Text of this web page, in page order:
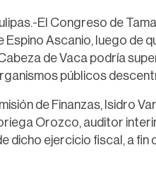
El Congreso de
Ascanio, luego de
de Vaca podría
públicos
de Finanzas, Isidro
Orozco, auditor
dicho ejercicio fiscal, a